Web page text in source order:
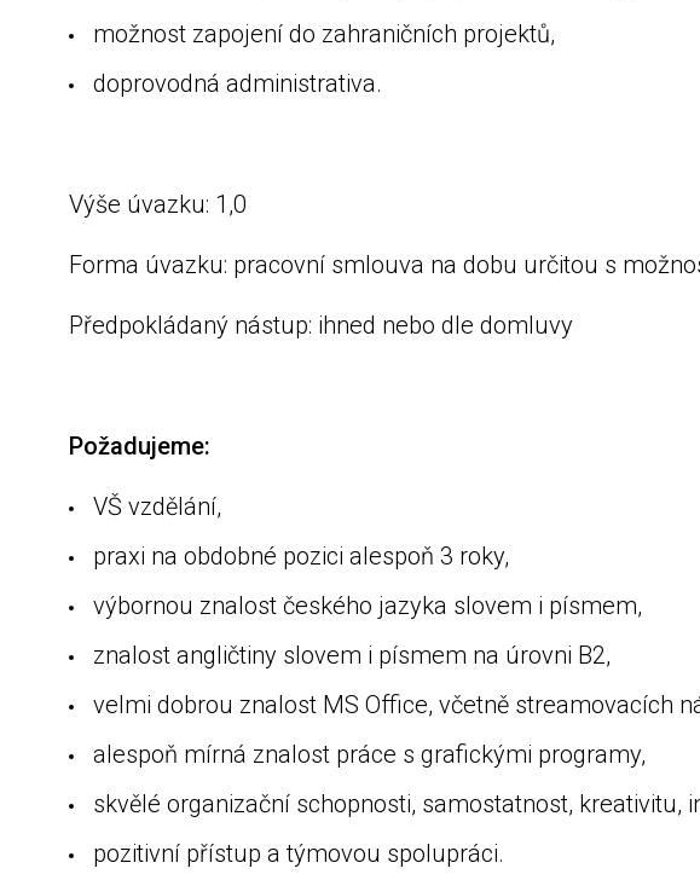
možnost zapojení do zahraničních projektů,
doprovodná administrativa.
Výše úvazku: 1,0
Forma úvazku: pracovní smlouva na dobu určitou s
Předpokládaný nástup: ihned nebo dle domluvy
Požadujeme:
VŠ vzdělání,
praxi na obdobné pozici alespoň 3 roky,
výbornou znalost českého jazyka slovem i písmem,
znalost angličtiny slovem i písmem na úrovni B2,
velmi dobrou znalost MS Office, včetně streamovacích
alespoň mírná znalost práce s grafickými programy,
skvělé organizační schopnosti, samostatnost,
pozitivní přístup a týmovou spolupráci.